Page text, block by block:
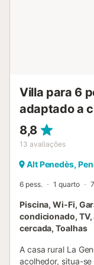
Villa para 6
adaptado a
8,8
13 avaliações
Alt Penedès,
6 pess. 1 quarto
Piscina, Wi-Fi,
condicionado, TV,
cercada, Toalhas
A casa rural La
acolhedor, situa-